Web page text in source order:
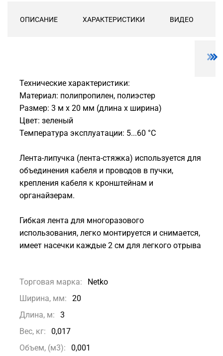
ОПИСАНИЕ ХАРАКТЕРИСТИКИ ВИДЕО
Технические характеристики:
Материал: полипропилен, полиэстер
Размер: 3 м х 20 мм (длина х ширина)
Цвет: зеленый
Температура эксплуатации: 5...60 °C
Лента-липучка (лента-стяжка) используется для
объединения кабеля и проводов в пучки,
крепления кабеля к кронштейнам и
органайзерам.
Гибкая лента для многоразового
использования, легко монтируется и снимается,
имеет насечки каждые 2 см для легкого отрыва
Торговая марка:
Netko
Ширина, мм:
20
Длина, м:
3
Вес, кг:
0,017
Объем, (м3):
0,001